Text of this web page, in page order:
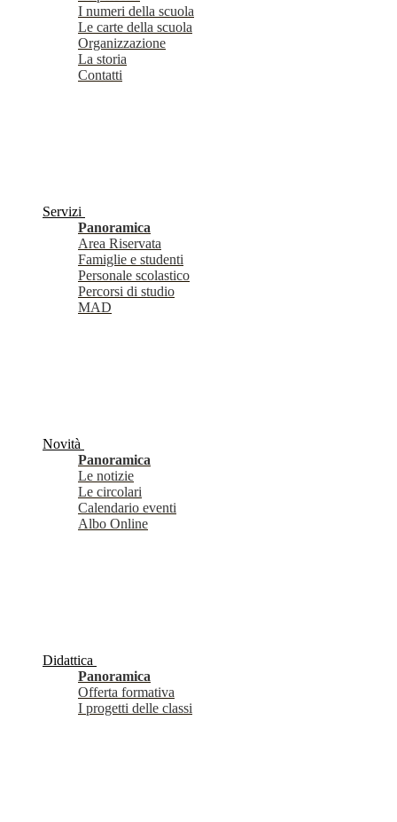
I numeri della scuola
Le carte della scuola
Organizzazione
La storia
Contatti
Servizi
Panoramica
Area Riservata
Famiglie e studenti
Personale scolastico
Percorsi di studio
MAD
Novità
Panoramica
Le notizie
Le circolari
Calendario eventi
Albo Online
Didattica
Panoramica
Offerta formativa
I progetti delle classi